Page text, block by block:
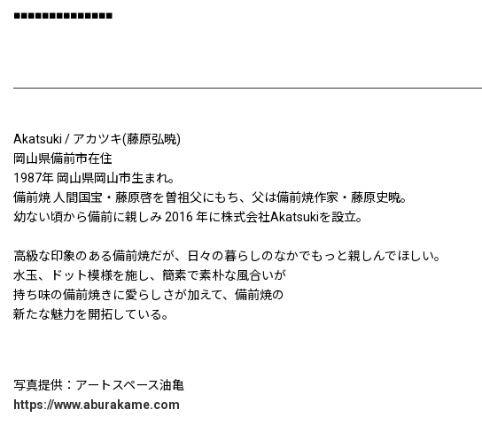
■■■■■■■■■■■■■■
Akatsuki / アカツキ(藤原弘暁)
岡山県備前市在住
1987年 岡山県岡山市生まれ。
備前焼 人間国宝・藤原啓を曽祖父にもち、父は備前焼作家・藤原史暁。
幼ない頃から備前に親しみ 2016 年に株式会社Akatsukiを設立。
高級な印象のある備前焼だが、日々の暮らしのなかでもっと親しんでほしい。
水玉、ドット模様を施し、簡素で素朴な風合いが
持ち味の備前焼きに愛らしさが加えて、備前焼の
新たな魅力を開拓している。
写真提供：アートスペース油亀
https://www.aburakame.com